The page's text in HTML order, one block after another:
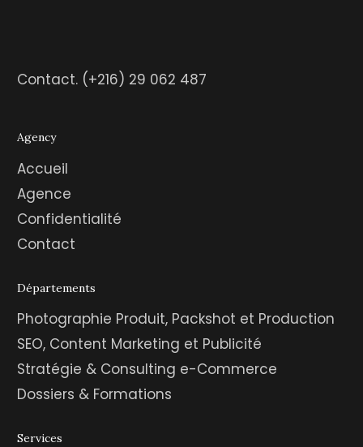
Contact. (+216) 29 062 487
Agency
Accueil
Agence
Confidentialité
Contact
Départements
Photographie Produit, Packshot et Production
SEO, Content Marketing et Publicité
Stratégie & Consulting e-Commerce
Dossiers & Formations
Services